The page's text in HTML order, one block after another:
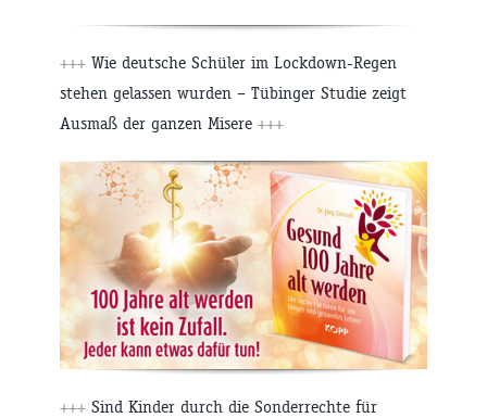
+++ Wie deutsche Schüler im Lockdown-Regen
stehen gelassen wurden – Tübinger Studie zeigt
Ausmaß der ganzen Misere +++
+++ Sind Kinder durch die Sonderrechte für